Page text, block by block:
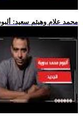
.. محمد علام وهيثم سعيد: